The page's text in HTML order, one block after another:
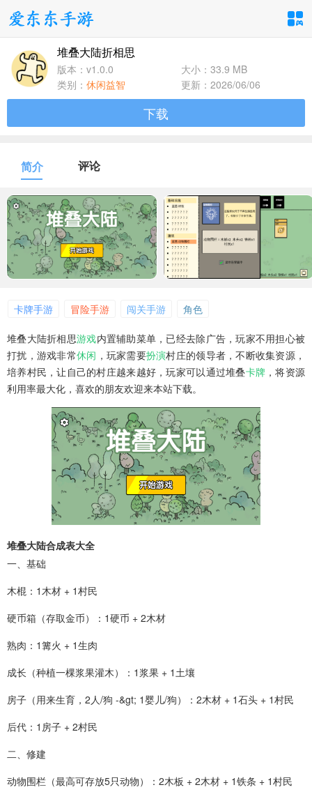
手游分类
卡牌回合
1百+款手游
1百+款手游
体育竞速
1百+款手游
冒险解谜
1百+款手游
模拟经营
1百+款手游
音乐舞蹈
1百+款手游
儿童教育
1百+款手游
堆叠大陆折相思
版本：v1.0.0
大小：33.9 MB
类别： 休闲益智 更新：2026/06/06
下载
简介 评论
卡牌手游 冒险手游 闯关手游 角色
堆叠大陆折相思游戏内置辅助菜单，已经去除广告，玩家不用担心被
打扰，游戏非常休闲 ，玩家需要扮演村庄的领导者，不断收集资源，
培养村民，让自己的村庄越来越好，玩家可以通过堆叠卡牌 ，将资源
利用率最大化，喜欢的朋友欢迎来本站下载。
堆叠大陆合成表大全
一、基础
木棍：1木材 + 1村民
硬币箱（存取金币）：1硬币 + 2木材
熟肉：1篝火 + 1生肉
成长（种植一棵浆果灌木）：1浆果 + 1土壤
房子（用来生育，2人/狗 -&gt; 1婴儿/狗）：2木材 + 1石头 + 1村民
后代：1房子 + 2村民
二、修建
动物围栏（最高可存放5只动物）：2木板 + 2木材 + 1铁条 + 1村民